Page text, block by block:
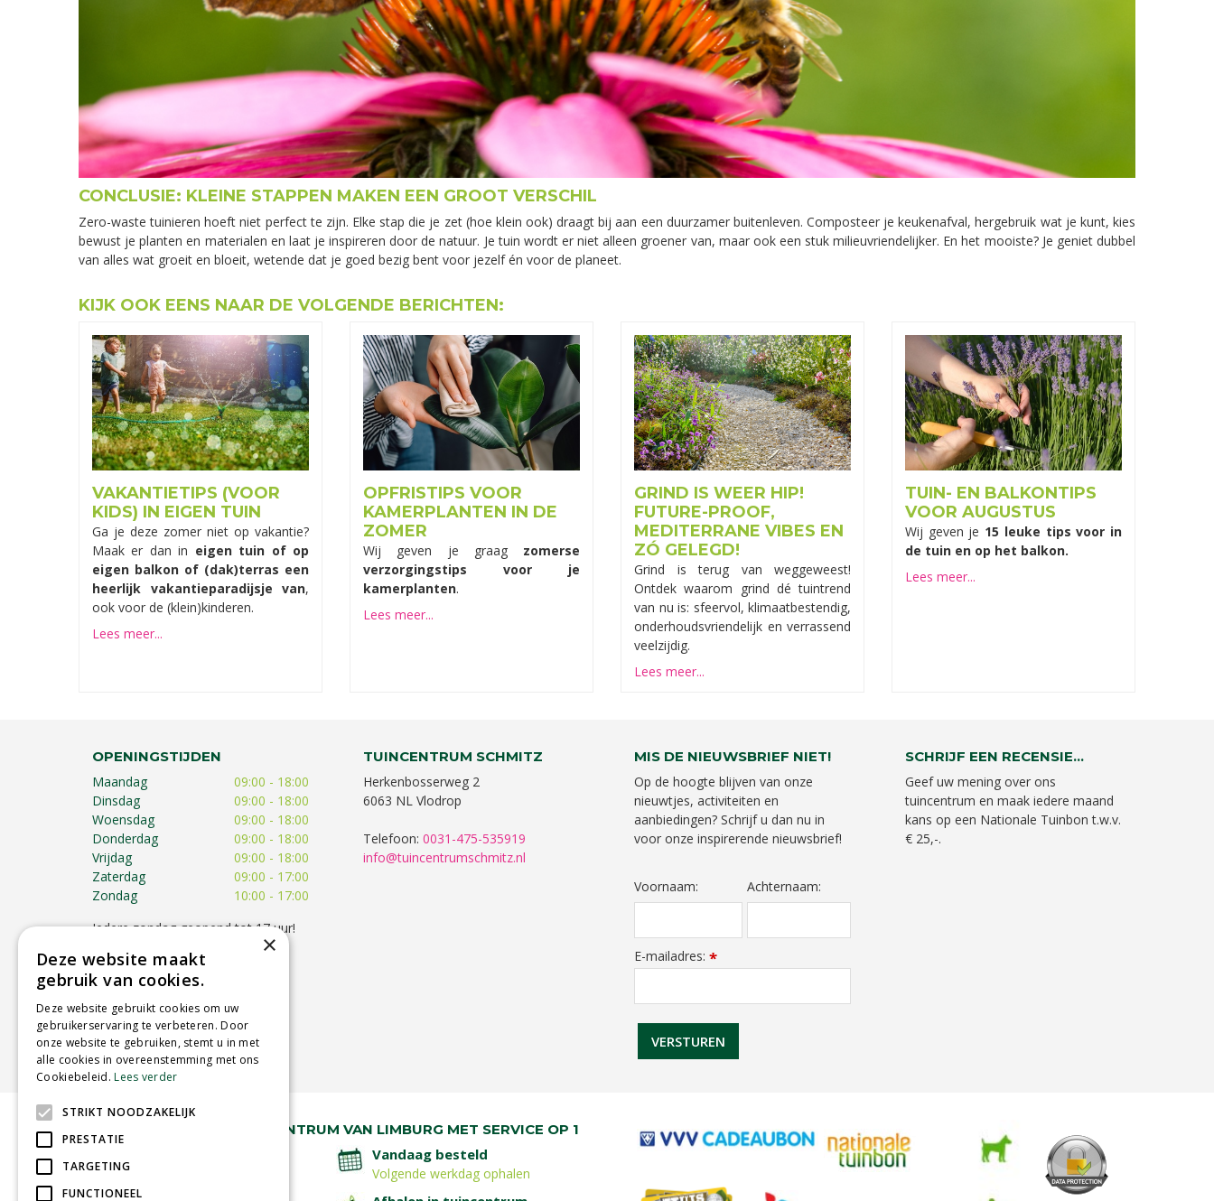
CONCLUSIE: KLEINE STAPPEN MAKEN EEN GROOT VERSCHIL
Zero-waste tuinieren hoeft niet perfect te zijn. Elke stap die je zet (hoe klein ook) draagt bij aan een duurzamer buitenleven. Composteer je keukenafval, hergebruik wat je kunt, kies
bewust je planten en materialen en laat je inspireren door de natuur. Je tuin wordt er niet alleen groener van, maar ook een stuk milieuvriendelijker. En het mooiste? Je geniet dubbel
van alles wat groeit en bloeit, wetende dat je goed bezig bent voor jezelf én voor de planeet.
KIJK OOK EENS NAAR DE VOLGENDE BERICHTEN:
VAKANTIETIPS (VOOR
KIDS) IN EIGEN TUIN
Ga je deze zomer niet op vakantie?
Maak er dan in eigen tuin of op
eigen balkon of (dak)terras een
heerlijk vakantieparadijsje van,
ook voor de (klein)kinderen.
Lees meer...
OPFRISTIPS VOOR
KAMERPLANTEN IN DE
ZOMER
Wij geven je graag zomerse
verzorgingstips voor je
kamerplanten.
Lees meer...
GRIND IS WEER HIP!
FUTURE-PROOF,
MEDITERRANE VIBES EN
ZÓ GELEGD!
Grind is terug van weggeweest!
Ontdek waarom grind dé tuintrend
van nu is: sfeervol, klimaatbestendig,
onderhoudsvriendelijk en verrassend
veelzijdig.
Lees meer...
TUIN- EN BALKONTIPS
VOOR AUGUSTUS
Wij geven je 15 leuke tips voor in
de tuin en op het balkon.
Lees meer...
OPENINGSTIJDEN
Maandag
09:00 - 18:00
Dinsdag
09:00 - 18:00
Woensdag
09:00 - 18:00
Donderdag
09:00 - 18:00
Vrijdag
09:00 - 18:00
Zaterdag
09:00 - 17:00
Zondag
10:00 - 17:00
Iedere zondag geopend tot 17 uur!
openingstijden afwijken!
Toon alle openingstijden
TUINCENTRUM SCHMITZ
Herkenbosserweg 2
6063 NL Vlodrop
Telefoon: 0031-475-535919
info@tuincentrumschmitz.nl
MIS DE NIEUWSBRIEF NIET!
Op de hoogte blijven van onze
nieuwtjes, activiteiten en
aanbiedingen? Schrijf u dan nu in
voor onze inspirerende nieuwsbrief!
Voornaam: Achternaam:
E-mailadres: *
SCHRIJF EEN RECENSIE...
Geef uw mening over ons
tuincentrum en maak iedere maand
kans op een Nationale Tuinbon t.w.v.
€ 25,-.
RUIM 30 JAAR HÉT TUINCENTRUM VAN LIMBURG MET SERVICE OP 1
Vandaag besteld
Volgende werkdag ophalen
×
Deze website maakt
gebruik van cookies.
Deze website gebruikt cookies om uw
gebruikerservaring te verbeteren. Door
onze website te gebruiken, stemt u in met
alle cookies in overeenstemming met ons
Cookiebeleid.Lees verder
STRIKT NOODZAKELIJK
PRESTATIE
TARGETING
FUNCTIONEEL